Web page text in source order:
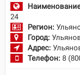
24
Регион:
Город:
Адрес:
Телефон: 8